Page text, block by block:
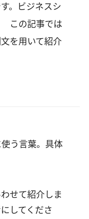
。ビジネスシ
この記事では
を用いて紹介
う言葉。具体
せて紹介しま
してくださ